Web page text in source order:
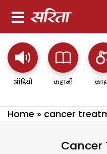
ऑडियो कहानी
Home » cancer
Cancer